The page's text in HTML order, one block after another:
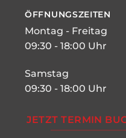
ÖFFNUNGSZEITEN
Montag - Freitag
09:30 - 18:00 Uhr
Samstag
09:30 - 18:00 Uhr
JETZT TERMIN